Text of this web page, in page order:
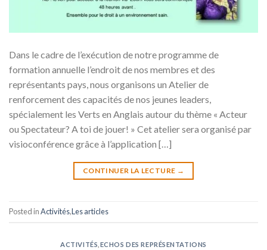
Dans le cadre de l’exécution de notre programme de
formation annuelle l’endroit de nos membres et des
représentants pays, nous organisons un Atelier de
renforcement des capacités de nos jeunes leaders,
spécialement les Verts en Anglais autour du thème « Acteur
ou Spectateur? A toi de jouer! » Cet atelier sera organisé par
visioconférence grâce à l’application […]
CONTINUER LA LECTURE →
Posted inActivités,Les articles
ACTIVITÉS ECHOS DES REPRÉSENTATIONS